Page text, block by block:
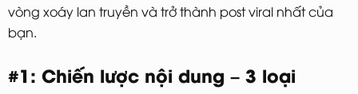
vòng xoáy lan truyền và trở thành post viral nhất của
bạn.
#1: Chiến lược nội dung – 3 loại